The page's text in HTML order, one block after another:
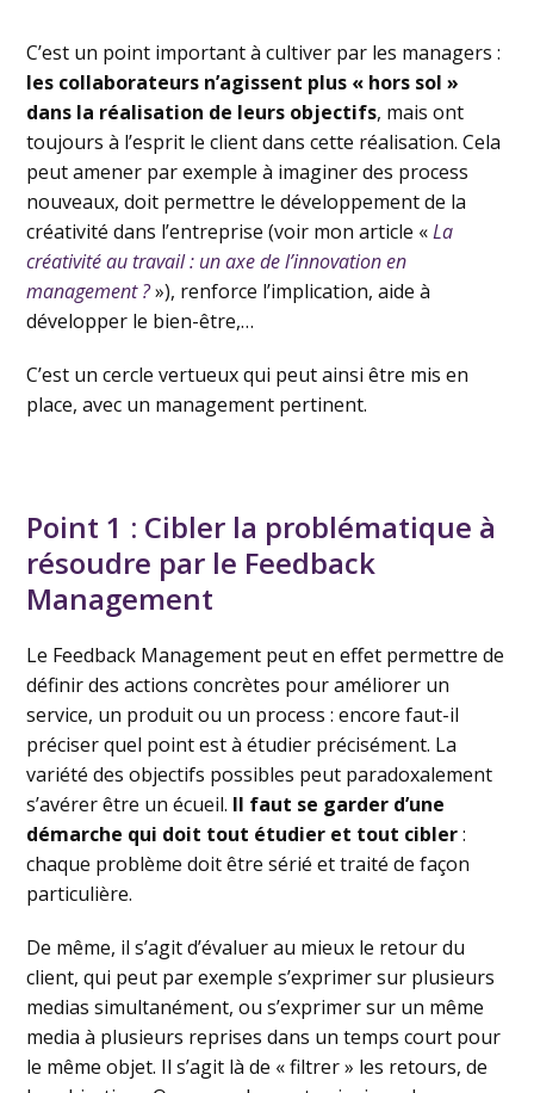
C’est un point important à cultiver par les managers :
les collaborateurs n’agissent plus « hors sol »
dans la réalisation de leurs objectifs, mais ont
toujours à l’esprit le client dans cette réalisation. Cela
peut amener par exemple à imaginer des process
nouveaux, doit permettre le développement de la
créativité dans l’entreprise (voir mon article «La
créativité au travail : un axe de l’innovation en
management ?»), renforce l’implication, aide à
développer le bien-être,…
C’est un cercle vertueux qui peut ainsi être mis en
place, avec un management pertinent.
Point 1 : Cibler la problématique à
résoudre par le Feedback
Management
Le Feedback Management peut en effet permettre de
définir des actions concrètes pour améliorer un
service, un produit ou un process : encore faut-il
préciser quel point est à étudier précisément. La
variété des objectifs possibles peut paradoxalement
s’avérer être un écueil. Il faut se garder d’une
démarche qui doit tout étudier et tout cibler:
chaque problème doit être sérié et traité de façon
particulière.
De même, il s’agit d’évaluer au mieux le retour du
client, qui peut par exemple s’exprimer sur plusieurs
medias simultanément, ou s’exprimer sur un même
media à plusieurs reprises dans un temps court pour
le même objet. Il s’agit là de « filtrer » les retours, de